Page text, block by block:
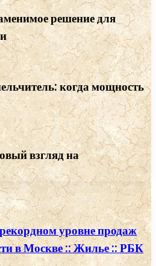
решение для
когда мощность
взгляд на
уровне продаж
в Москве :: Жилье :: РБК